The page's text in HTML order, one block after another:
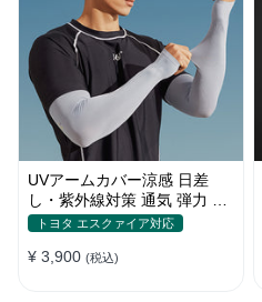
UVアームカバー涼感 日差
し・紫外線対策 通気 弾力 ス
ポーツ感 メンズ
トヨタ エスクァイア対応
¥ 3,900 (税込)